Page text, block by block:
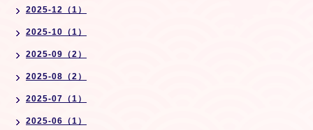
2025-12（1）
2025-10（1）
2025-09（2）
2025-08（2）
2025-07（1）
2025-06（1）